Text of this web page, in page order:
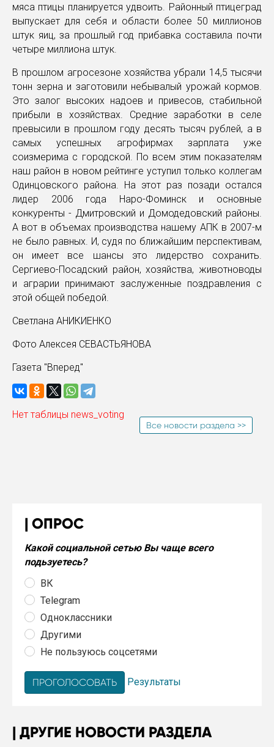
мяса птицы планируется удвоить. Районный птицеград
выпускает для себя и области более 50 миллионов
штук яиц, за прошлый год прибавка составила почти
четыре миллиона штук.
В прошлом агросезоне хозяйства убрали 14,5 тысячи
тонн зерна и заготовили небывалый урожай кормов.
Это залог высоких надоев и привесов, стабильной
прибыли в хозяйствах. Средние заработки в селе
превысили в прошлом году десять тысяч рублей, а в
самых успешных агрофирмах зарплата уже
соизмерима с городской. По всем этим показателям
наш район в новом рейтинге уступил только коллегам
Одинцовского района. На этот раз позади остался
лидер 2006 года Наро-Фоминск и основные
конкуренты - Дмитровский и Домодедовский районы.
А вот в объемах производства нашему АПК в 2007-м
не было равных. И, судя по ближайшим перспективам,
он имеет все шансы это лидерство сохранить.
Сергиево-Посадский район, хозяйства, животноводы
и аграрии принимают заслуженные поздравления с
этой общей победой.
Светлана АНИКИЕНКО
Фото Алексея СЕВАСТЬЯНОВА
Газета "Вперед"
Нет таблицы news_voting
Все новости раздела >>
ОПРОС
Какой социальной сетью Вы чаще всего
подьзуетесь?
ВК
Telegram
Одноклассники
Другими
Не пользуюсь соцсетями
Результаты
ДРУГИЕ НОВОСТИ РАЗДЕЛА